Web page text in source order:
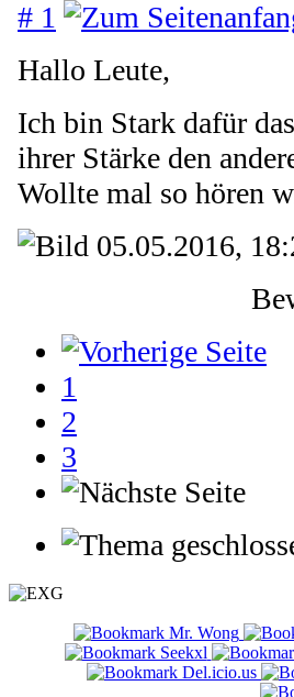
# 1
Hallo Leute,
Ich bin Stark dafür
ihrer Stärke den
Wollte mal so hören
05.05.2016,
1
2
3